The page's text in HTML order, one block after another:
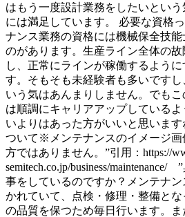
はもう一度設計業務をしたいとい
には満足しています。 必要な資格
ナンス業務の資格には機械保全技
のがあります。生産ライン全体の
し、正常にラインが稼働するよう
す。そもそも未経験者も多いです
いう気はあんまりしません。でも
は順調にキャリアアップしている
いよりはあった方がいいと思いま
ついて※メンテナンスのイメージ画
方ではありません。”引用：https://
semitech.co.jp/business/
事をしているのですか？メンテナ
かれていて、点検・修理・整備と
の品質を保つため毎日行います。